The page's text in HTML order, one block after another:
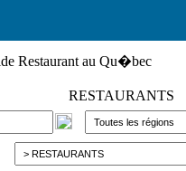
Restaurant au Qu�bec
RESTAURANTS